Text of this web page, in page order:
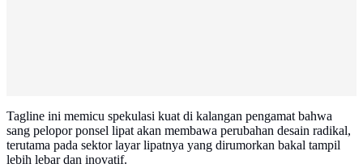
Tagline ini memicu spekulasi kuat di kalangan pengamat bahwa
sang pelopor ponsel lipat akan membawa perubahan desain radikal,
terutama pada sektor layar lipatnya yang dirumorkan bakal tampil
lebih lebar dan inovatif.